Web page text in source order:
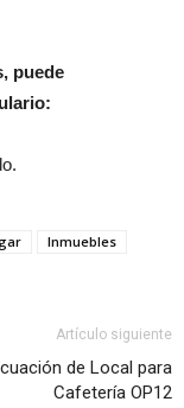
puede
Inmuebles
Artículo siguiente
de Local para
Cafetería OP12